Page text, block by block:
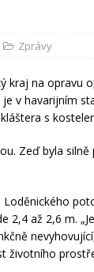
Zprávy
kraj na opravu
je v havarijním
s
Zeď byla
2,4 až 2,6 m.
životního